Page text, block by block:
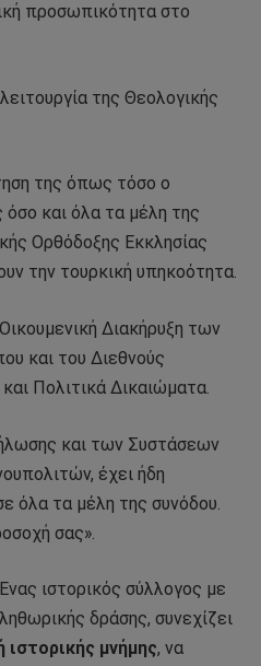
προσωπικότητα στο
της Θεολογικής
της όπως τόσο ο
και όλα τα μέλη της
Ορθόδοξης Εκκλησίας
την τουρκική υπηκοότητα.
Διακήρυξη των
και του Διεθνούς
Πολιτικά Δικαιώματα.
και των Συστάσεων
έχει ήδη
όλα τα μέλη της συνόδου.
σας».
ιστορικός σύλλογος με
δράσης, συνεχίζει
ιστορικής μνήμης, να